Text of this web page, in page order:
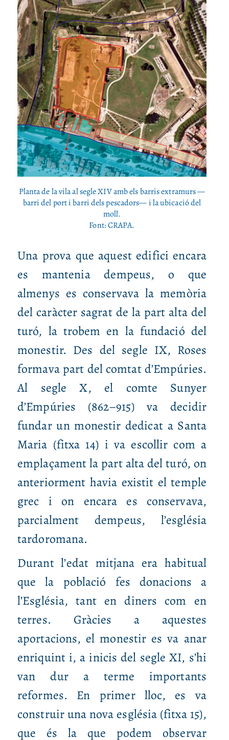
Planta de la vila al segle XIV amb els barris extramurs —
barri del port i barri dels pescadors— i la ubicació del
moll.
Font: CRAPA.
Una prova que aquest edifici encara
es mantenia dempeus, o que
almenys es conservava la memòria
del caràcter sagrat de la part alta del
turó, la trobem en la fundació del
monestir. Des del segle IX, Roses
formava part del comtat d’Empúries.
Al segle X, el comte Sunyer
d’Empúries (862–915) va decidir
fundar un monestir dedicat a Santa
Maria (fitxa 14) i va escollir com a
emplaçament la part alta del turó, on
anteriorment havia existit el temple
grec i on encara es conservava,
parcialment dempeus, l’església
tardoromana.
Durant l’edat mitjana era habitual
que la població fes donacions a
l’Església, tant en diners com en
terres. Gràcies a aquestes
aportacions, el monestir es va anar
enriquint i, a inicis del segle XI, s’hi
van dur a terme importants
reformes. En primer lloc, es va
construir una nova església (fitxa 15),
que és la que podem observar